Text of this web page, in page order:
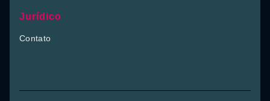
Jurídico
Contato